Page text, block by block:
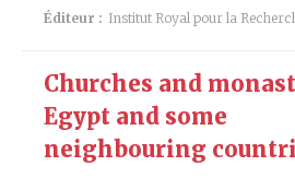
Éditeur : Institut Royal pour la
Churches and
Egypt and some
neighbouring